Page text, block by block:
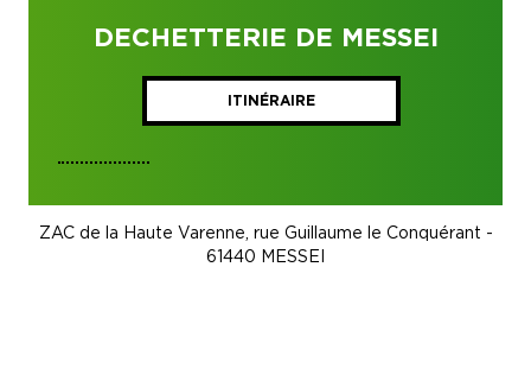
DECHETTERIE DE MESSEI
ITINÉRAIRE
ZAC de la Haute Varenne, rue Guillaume le Conquérant -
61440 MESSEI